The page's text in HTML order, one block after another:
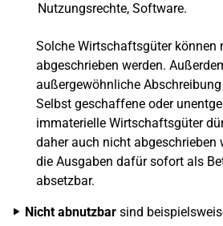
Nutzungsrechte, Software.
Solche Wirtschaftsgüter können
abgeschrieben werden.
außergewöhnliche
Selbst geschaffene oder
immaterielle Wirtschaftsgüter
daher auch nicht abgeschrieben
die Ausgaben dafür sofort als
absetzbar.
Nicht abnutzbar sind